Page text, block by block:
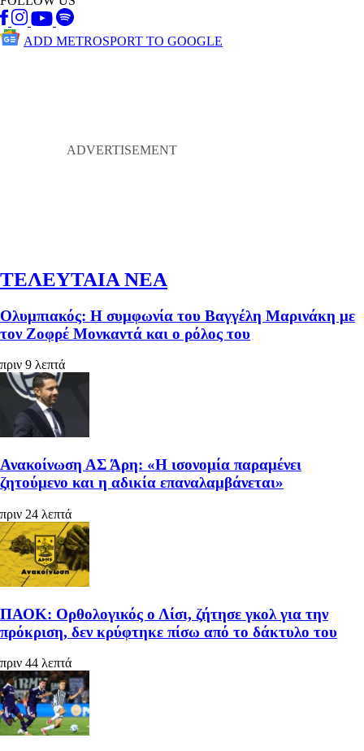
ADD METROSPORT TO GOOGLE
ΤΕΛΕΥΤΑΙΑ ΝΕΑ
Ολυμπιακός: Η συμφωνία του Βαγγέλη Μαρινάκη με
τον Ζοφρέ Μονκαντά και ο ρόλος του
πριν 9 λεπτά
Ανακοίνωση ΑΣ Άρη: «Η ισονομία παραμένει
ζητούμενο και η αδικία επαναλαμβάνεται»
πριν 24 λεπτά
ΠΑΟΚ: Ορθολογικός ο Λίσι, ζήτησε γκολ για την
πρόκριση, δεν κρύφτηκε πίσω από το δάκτυλο του
πριν 44 λεπτά